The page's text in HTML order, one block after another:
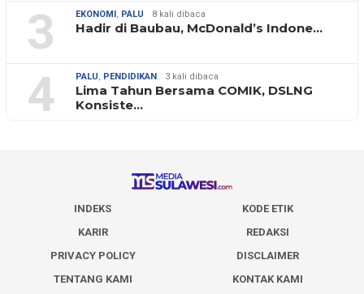
3 EKONOMI , PALU 8 kali dibaca
Hadir di Baubau, McDonald’s Indone…
4 PALU, PENDIDIKAN 3 kali dibaca
Lima Tahun Bersama COMIK, DSLNG
Konsiste…
INDEKS
KODE ETIK
KARIR
REDAKSI
PRIVACY POLICY
DISCLAIMER
TENTANG KAMI
KONTAK KAMI